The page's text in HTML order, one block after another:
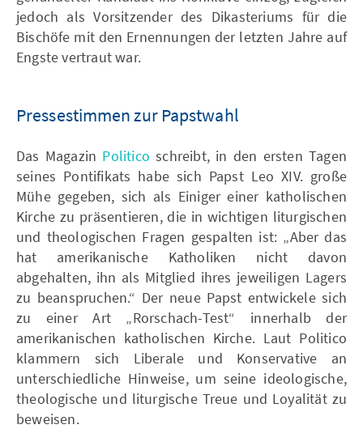
jedoch als Vorsitzender des Dikasteriums für die
Bischöfe mit den Ernennungen der letzten Jahre auf
Engste vertraut war.
Pressestimmen zur Papstwahl
Das Magazin Politico schreibt, in den ersten Tagen
seines Pontifikats habe sich Papst Leo XIV. große
Mühe gegeben, sich als Einiger einer katholischen
Kirche zu präsentieren, die in wichtigen liturgischen
und theologischen Fragen gespalten ist: „Aber das
hat amerikanische Katholiken nicht davon
abgehalten, ihn als Mitglied ihres jeweiligen Lagers
zu beanspruchen.“ Der neue Papst entwickele sich
zu einer Art „Rorschach-Test“ innerhalb der
amerikanischen katholischen Kirche. Laut Politico
klammern sich Liberale und Konservative an
unterschiedliche Hinweise, um seine ideologische,
theologische und liturgische Treue und Loyalität zu
beweisen.